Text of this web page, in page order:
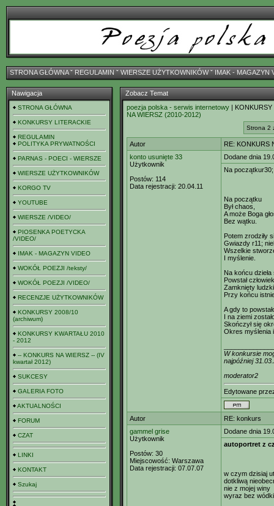
STRONA GŁÓWNAˇ REGULAMIN ˇ WIERSZE UŻYTKOWNIKÓWˇ IMAK - MAGAZYN
Nawigacja
STRONA GŁÓWNA
KONKURSY LITERACKIE
REGULAMIN
POLITYKA PRYWATNOŚCI
PARNAS - POECI - WIERSZE
WIERSZE UŻYTKOWNIKÓW
KORGO TV
YOUTUBE
WIERSZE /VIDEO/
PIOSENKA POETYCKA
/VIDEO/
IMAK - MAGAZYN VIDEO
WOKÓŁ POEZJI /teksty/
WOKÓŁ POEZJI /VIDEO/
RECENZJE UŻYTKOWNIKÓW
KONKURSY 2008/10
(archiwum)
KONKURSY KWARTAŁU 2010
- 2012
-- KONKURS NA WIERSZ -- (IV
kwartał 2012)
SUKCESY
GALERIA FOTO
AKTUALNOŚCI
FORUM
CZAT
LINKI
KONTAKT
Szukaj
Zobacz Temat
poezja polska - serwis internetowy |
NA WIERSZ (2010-2012)
Strona 2
Autor
RE: KONKURS
konto usunięte 33
Użytkownik
Postów: 114
Data rejestracji: 20.04.11
Dodane dnia
Na początkur30;
Na początku
Był chaos,
A może Boga
Bez wątku.
Potem zrodziły
Gwiazdy r11;
Wszelkie
I myślenie.
Na końcu
Powstał
Zamknięty
Przy końcu
A gdy to
I na ziemi
Skończył się
Okres myślenia
W konkursie
najpóźniej
moderator2
Edytowane
Autor
RE: konkurs
gammel grise
Użytkownik
Postów: 30
Miejscowość: Warszawa
Data rejestracji: 07.07.07
Dodane dnia
autoportret z
w czym dzisiaj
dotkliwą
nie z mojej winy
wyraz bez